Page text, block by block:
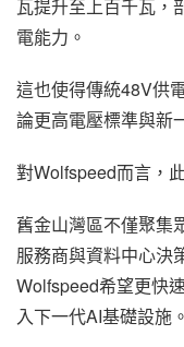
瓦提升至上百千瓦，
電能力。
這也使得傳統48V供
論更高電壓標準與新
對Wolfspeed而言，
舊金山灣區不僅聚集
服務商與資料中心決
Wolfspeed希望更快
入下一代AI基礎設施。